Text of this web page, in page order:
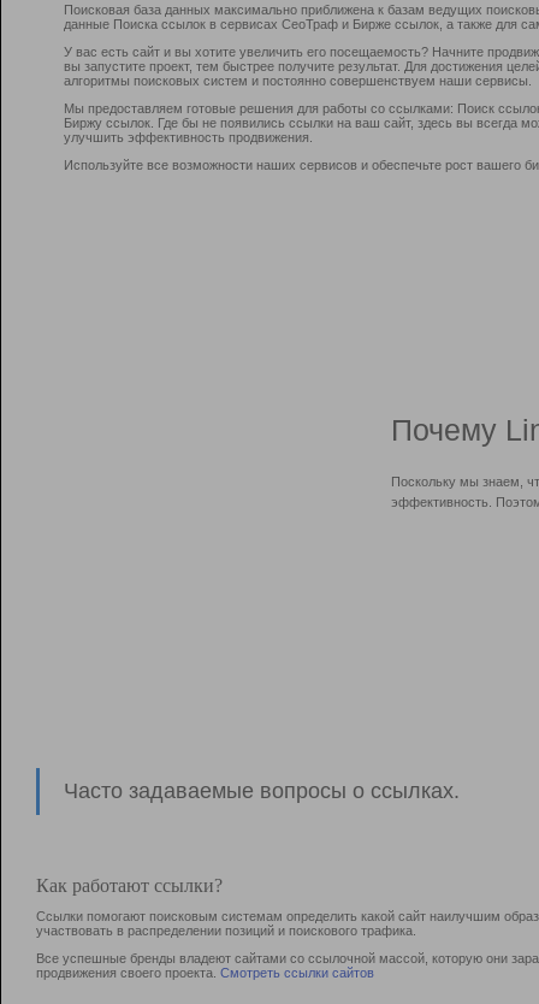
Поисковая база данных максимально приближена к базам ведущих
данные Поиска ссылок в сервисах СеоТраф и Бирже ссылок, а также для
У вас есть сайт и вы хотите увеличить его посещаемость? Начните
вы запустите проект, тем быстрее получите результат. Для достижения
алгоритмы поисковых систем и постоянно совершенствуем наши сервисы.
Мы предоставляем готовые решения для работы со ссылками: Поиск
Биржу ссылок. Где бы не появились ссылки на ваш сайт, здесь вы всегда
улучшить эффективность продвижения.
Используйте все возможности наших сервисов и обеспечьте рост вашего
Почему
Поскольку мы знаем,
эффективность.
Часто задаваемые вопросы о ссылках.
Как работают ссылки?
Ссылки помогают поисковым системам определить какой сайт наилучшим
участвовать в раcпределении позиций и поискового трафика.
Все успешные бренды владеют сайтами со ссылочной массой, которую они
продвижения своего проекта. Смотреть ссылки сайтов